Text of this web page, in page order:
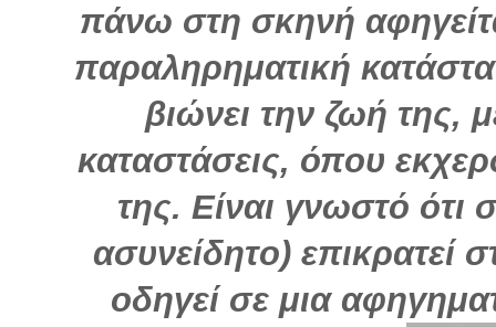
πάνω στη σκηνή
παραληρηματική
βιώνει την ζωή της,
καταστάσεις, όπου
της. Είναι γνωστό ότι
ασυνείδητο) επικρατεί
οδηγεί σε μια